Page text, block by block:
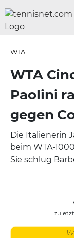
WTA
WTA
Paolini
gegen
Die Italienerin
beim WTA-
Sie schlug